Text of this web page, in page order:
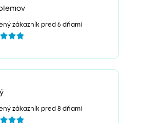
zákazník pred 6 dňami
zákazník pred 8 dňami